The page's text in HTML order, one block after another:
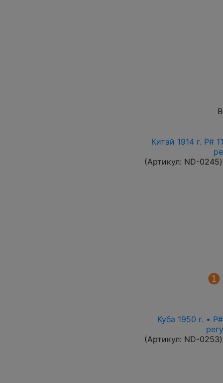
Китай 1914 г. P#
(Артикул: ND-0245)
Куба 1950 г. •
(Артикул: ND-0253)